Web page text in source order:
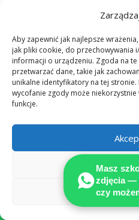
Aby zapewnić jak najlepsze
jak pliki cookie, do przechowywania
informacji o urządzeniu. Zgoda na
przetwarzać dane, takie jak
unikalne identyfikatory na tej
wycofanie zgody może niekorzystnie
funkcje.
Zobacz
Pełne
Niemczech z
DZIAŁAMY NA
NIEMIEC np.

Masz
zdjęcia —
czy